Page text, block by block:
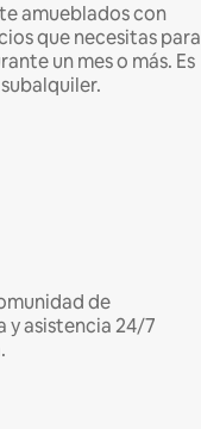
amueblados con
que necesitas para
un mes o más. Es
de
y asistencia 24/7